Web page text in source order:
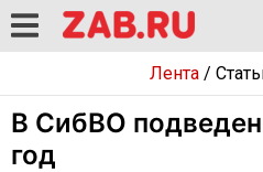
Лента/
В СибВО
год